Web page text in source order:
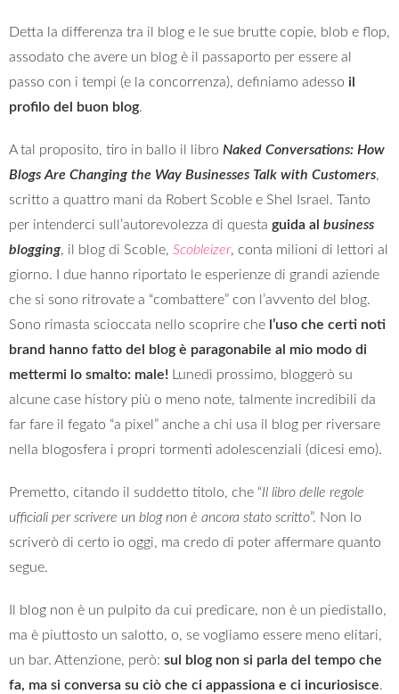
Detta la differenza tra il blog e le sue brutte copie, blob e flop,
assodato che avere un blog è il passaporto per essere al
passo con i tempi (e la concorrenza), definiamo adesso il
profilo del buon blog.
A tal proposito, tiro in ballo il libro Naked Conversations: How
Blogs Are Changing the Way Businesses Talk with Customers,
scritto a quattro mani da Robert Scoble e Shel Israel. Tanto
per intenderci sull’autorevolezza di questa guida al business
blogging, il blog di Scoble, Scobleizer, conta milioni di lettori al
giorno. I due hanno riportato le esperienze di grandi aziende
che si sono ritrovate a “combattere” con l’avvento del blog.
Sono rimasta scioccata nello scoprire che l’uso che certi noti
brand hanno fatto del blog è paragonabile al mio modo di
mettermi lo smalto: male! Lunedì prossimo, bloggerò su
alcune case history più o meno note, talmente incredibili da
far fare il fegato “a pixel” anche a chi usa il blog per riversare
nella blogosfera i propri tormenti adolescenziali (dicesi emo).
Premetto, citando il suddetto titolo, che “Il libro delle regole
ufficiali per scrivere un blog non è ancora stato scritto”. Non lo
scriverò di certo io oggi, ma credo di poter affermare quanto
segue.
Il blog non è un pulpito da cui predicare, non è un piedistallo,
ma è piuttosto un salotto, o, se vogliamo essere meno elitari,
un bar. Attenzione, però: sul blog non si parla del tempo che
fa, ma si conversa su ciò che ci appassiona e ci incuriosisce.